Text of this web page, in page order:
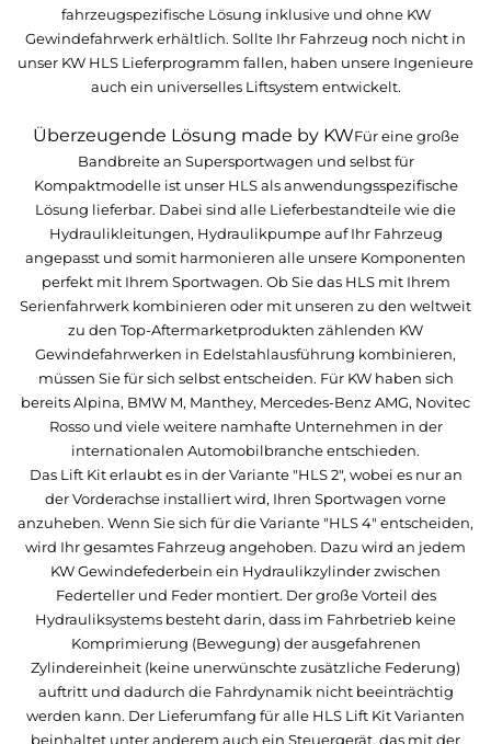
fahrzeugspezifische Lösung inklusive und ohne KW
Gewindefahrwerk erhältlich. Sollte Ihr Fahrzeug noch nicht in
unser KW HLS Lieferprogramm fallen, haben unsere Ingenieure
auch ein universelles Liftsystem entwickelt.
Überzeugende Lösung made by KWFür eine große
Bandbreite an Supersportwagen und selbst für
Kompaktmodelle ist unser HLS als anwendungsspezifische
Lösung lieferbar. Dabei sind alle Lieferbestandteile wie die
Hydraulikleitungen, Hydraulikpumpe auf Ihr Fahrzeug
angepasst und somit harmonieren alle unsere Komponenten
perfekt mit Ihrem Sportwagen. Ob Sie das HLS mit Ihrem
Serienfahrwerk kombinieren oder mit unseren zu den weltweit
zu den Top-Aftermarketprodukten zählenden KW
Gewindefahrwerken in Edelstahlausführung kombinieren,
müssen Sie für sich selbst entscheiden. Für KW haben sich
bereits Alpina, BMW M, Manthey, Mercedes-Benz AMG, Novitec
Rosso und viele weitere namhafte Unternehmen in der
internationalen Automobilbranche entschieden.
Das Lift Kit erlaubt es in der Variante "HLS 2", wobei es nur an
der Vorderachse installiert wird, Ihren Sportwagen vorne
anzuheben. Wenn Sie sich für die Variante "HLS 4" entscheiden,
wird Ihr gesamtes Fahrzeug angehoben. Dazu wird an jedem
KW Gewindefederbein ein Hydraulikzylinder zwischen
Federteller und Feder montiert. Der große Vorteil des
Hydrauliksystems besteht darin, dass im Fahrbetrieb keine
Komprimierung (Bewegung) der ausgefahrenen
Zylindereinheit (keine unerwünschte zusätzliche Federung)
auftritt und dadurch die Fahrdynamik nicht beeinträchtig
werden kann. Der Lieferumfang für alle HLS Lift Kit Varianten
beinhaltet unter anderem auch ein Steuergerät, das mit der